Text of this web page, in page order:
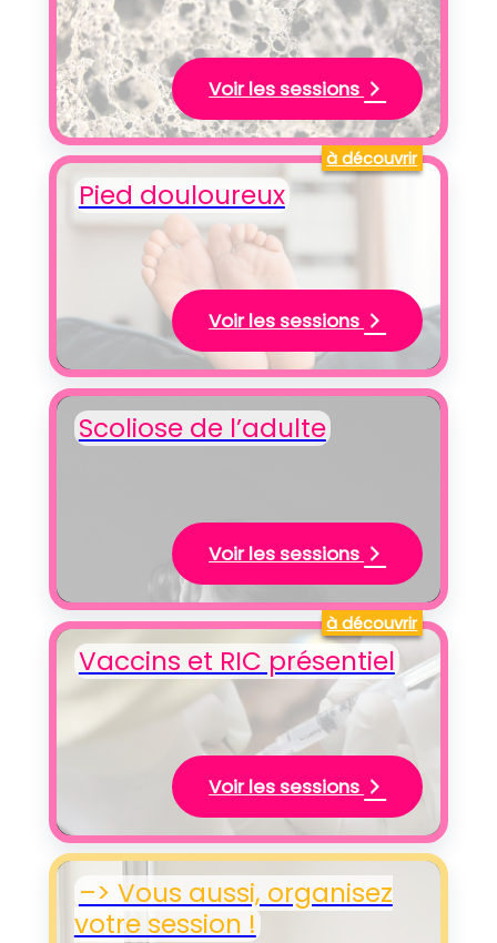
Voir les sessions
Pied douloureux
à découvrir
Voir les sessions
Scoliose de l’adulte
Voir les sessions
Vaccins et RIC présentiel
à découvrir
Voir les sessions
–> Vous aussi, organisez
votre session !